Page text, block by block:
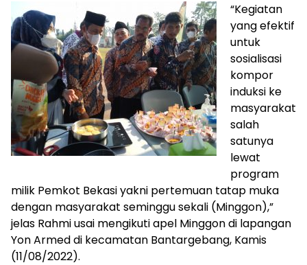
“Kegiatan
yang efektif
untuk
sosialisasi
kompor
induksi ke
masyarakat
salah
satunya
lewat
program
milik Pemkot Bekasi yakni pertemuan tatap muka
dengan masyarakat seminggu sekali (Minggon),”
jelas Rahmi usai mengikuti apel Minggon di lapangan
Yon Armed di kecamatan Bantargebang, Kamis
(11/08/2022).